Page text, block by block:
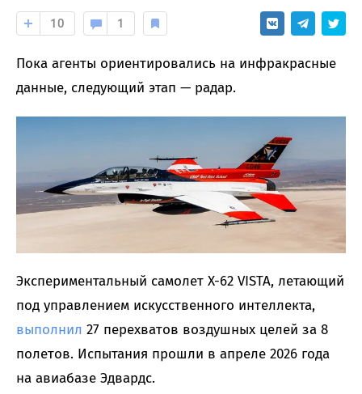
10 1
Пока агенты ориентировались на инфракрасные
данные, следующий этап — радар.
Экспериментальный самолет X-62 VISTA, летающий
под управлением искусственного интеллекта,
выполнил 27 перехватов воздушных целей за 8
полетов. Испытания прошли в апреле 2026 года
на авиабазе Эдвардс.